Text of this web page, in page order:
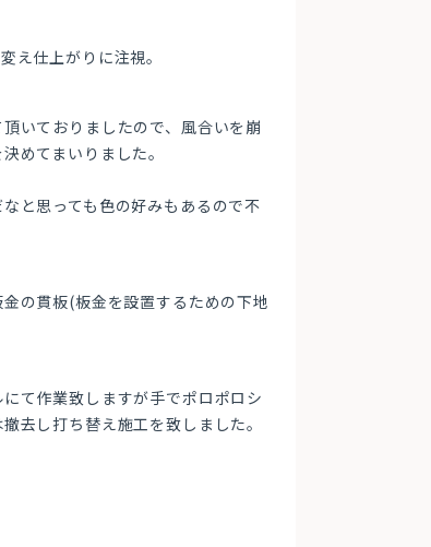
え仕上がりに注視。
いておりましたので、風合いを崩
めてまいりました。
と思っても色の好みもあるので不
の貫板(板金を設置するための下地
て作業致しますが手でポロポロシ
去し打ち替え施工を致しました。